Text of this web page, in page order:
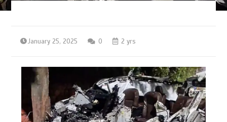
January 25, 2025 0 2 yrs